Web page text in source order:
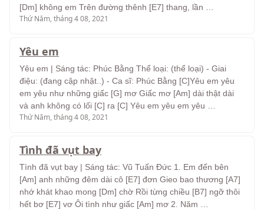
[Dm] không em Trên đường thênh [E7] thang, lần …
Thứ Năm, tháng 4 08, 2021
Yêu em
Yêu em | Sáng tác: Phúc Bằng Thể loại: (thể loại) - Giai
điệu: (đang cập nhật..) - Ca sĩ: Phúc Bằng [C]Yêu em yêu
em yêu như những giấc [G] mơ Giấc mơ [Am] dài thật dài
và anh không có lối [C] ra [C] Yêu em yêu em yêu …
Thứ Năm, tháng 4 08, 2021
Tình đã vụt bay
Tình đã vụt bay | Sáng tác: Vũ Tuấn Đức 1. Em đến bên
[Am] anh những đêm dài cô [E7] đơn Gieo bao thương [A7]
nhớ khát khao mong [Dm] chờ Rồi từng chiều [B7] ngỡ thôi
hết bơ [E7] vơ Ôi tình như giấc [Am] mơ 2. Năm …